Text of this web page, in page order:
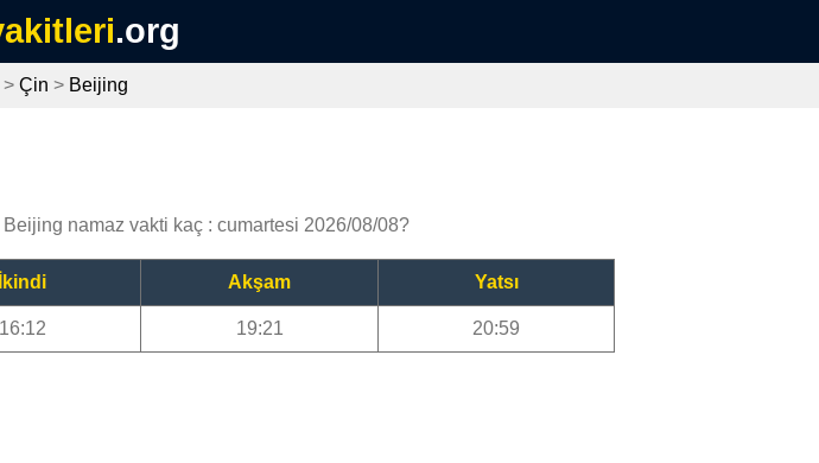
.org
> Çin > Beijing
Beijing namaz vakti kaç : cumartesi 2026/08/08?
İkindi Akşam Yatsı
16:12 19:21 20:59